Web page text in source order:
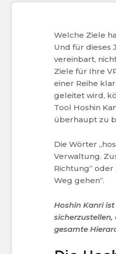
Welche Ziele
Und für dieses
vereinbart,
Ziele für Ihre
einer Reihe
geleitet wird,
Tool Hoshin
überhaupt zu
Die Wörter
Verwaltung.
Richtung“ oder
Weg gehen“.
Hoshin Kanri
sicherzustellen,
gesamte